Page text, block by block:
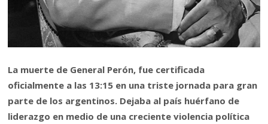
La muerte de General Perón, fue certificada
oficialmente a las 13:15 en una triste jornada para gran
parte de los argentinos. Dejaba al país huérfano de
liderazgo en medio de una creciente violencia política